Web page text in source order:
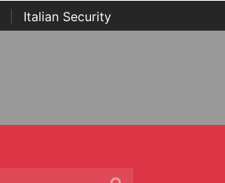
Italian Security